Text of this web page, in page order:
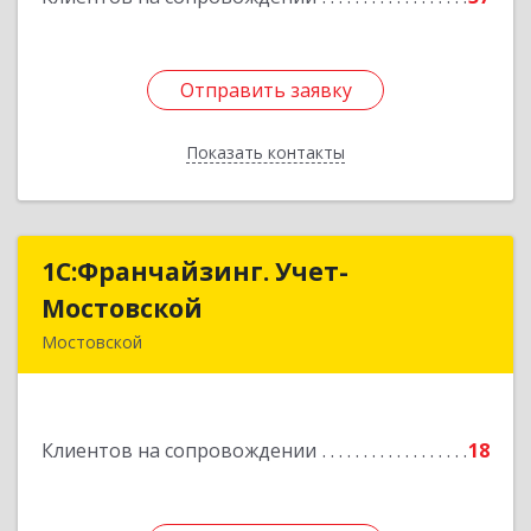
Отправить заявку
Показать контакты
Отправить заявку
Назад
1С:Франчайзинг. Учет-
Мостовской
Мостовской
Клиентов на сопровождении 18
1С:Франчайзинг. Учет-